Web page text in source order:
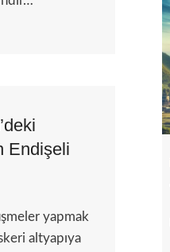
Endişeli
yapmak
altyapıya